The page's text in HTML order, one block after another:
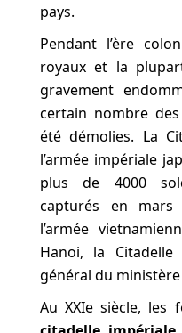
pays.
Pendant l’ère
royaux et la
gravement
certain nombre
été démolies. La
l’armée impériale
plus de 4000
capturés en mars
l’armée
Hanoi, la
général du
Au XXIe siècle, les